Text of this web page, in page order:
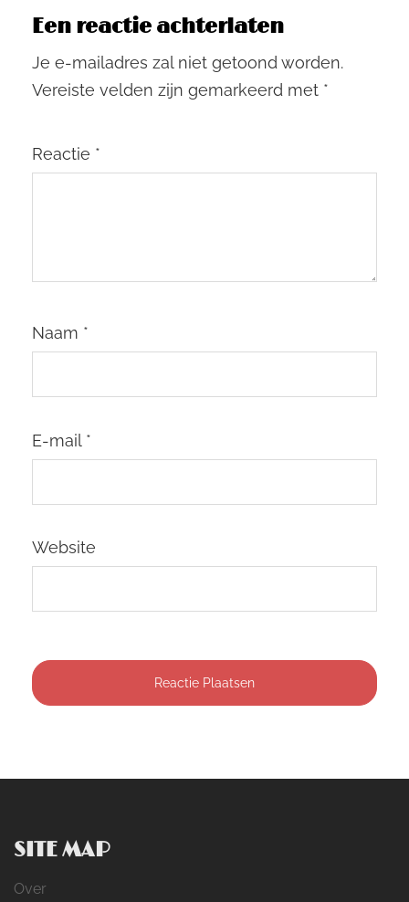
Een reactie achterlaten
Je e-mailadres zal niet getoond worden.
Vereiste velden zijn gemarkeerd met *
Reactie *
Naam *
E-mail *
Website
SITE MAP
Over